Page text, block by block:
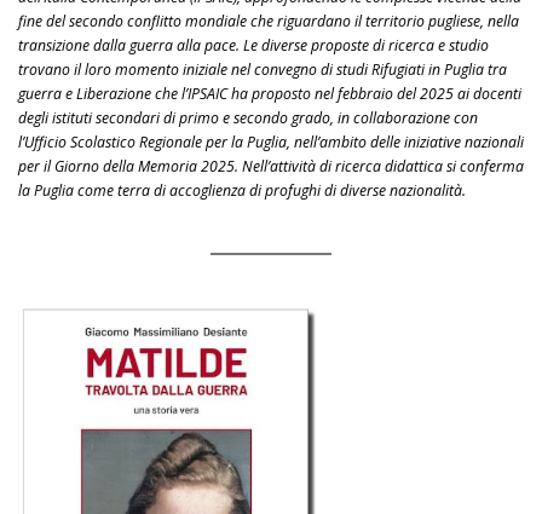
fine del secondo conflitto mondiale che riguardano il territorio pugliese, nella
transizione dalla guerra alla pace. Le diverse proposte di ricerca e studio
trovano il loro momento iniziale nel convegno di studi Rifugiati in Puglia tra
guerra e Liberazione che l’IPSAIC ha proposto nel febbraio del 2025 ai docenti
degli istituti secondari di primo e secondo grado, in collaborazione con
l’Ufficio Scolastico Regionale per la Puglia, nell’ambito delle iniziative nazionali
per il Giorno della Memoria 2025. Nell’attività di ricerca didattica si conferma
la Puglia come terra di accoglienza di profughi di diverse nazionalità.